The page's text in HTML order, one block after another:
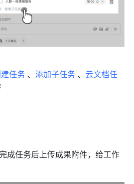
任务 、添加子任务 、 云文档任
成任务后上传成果附件，给工作